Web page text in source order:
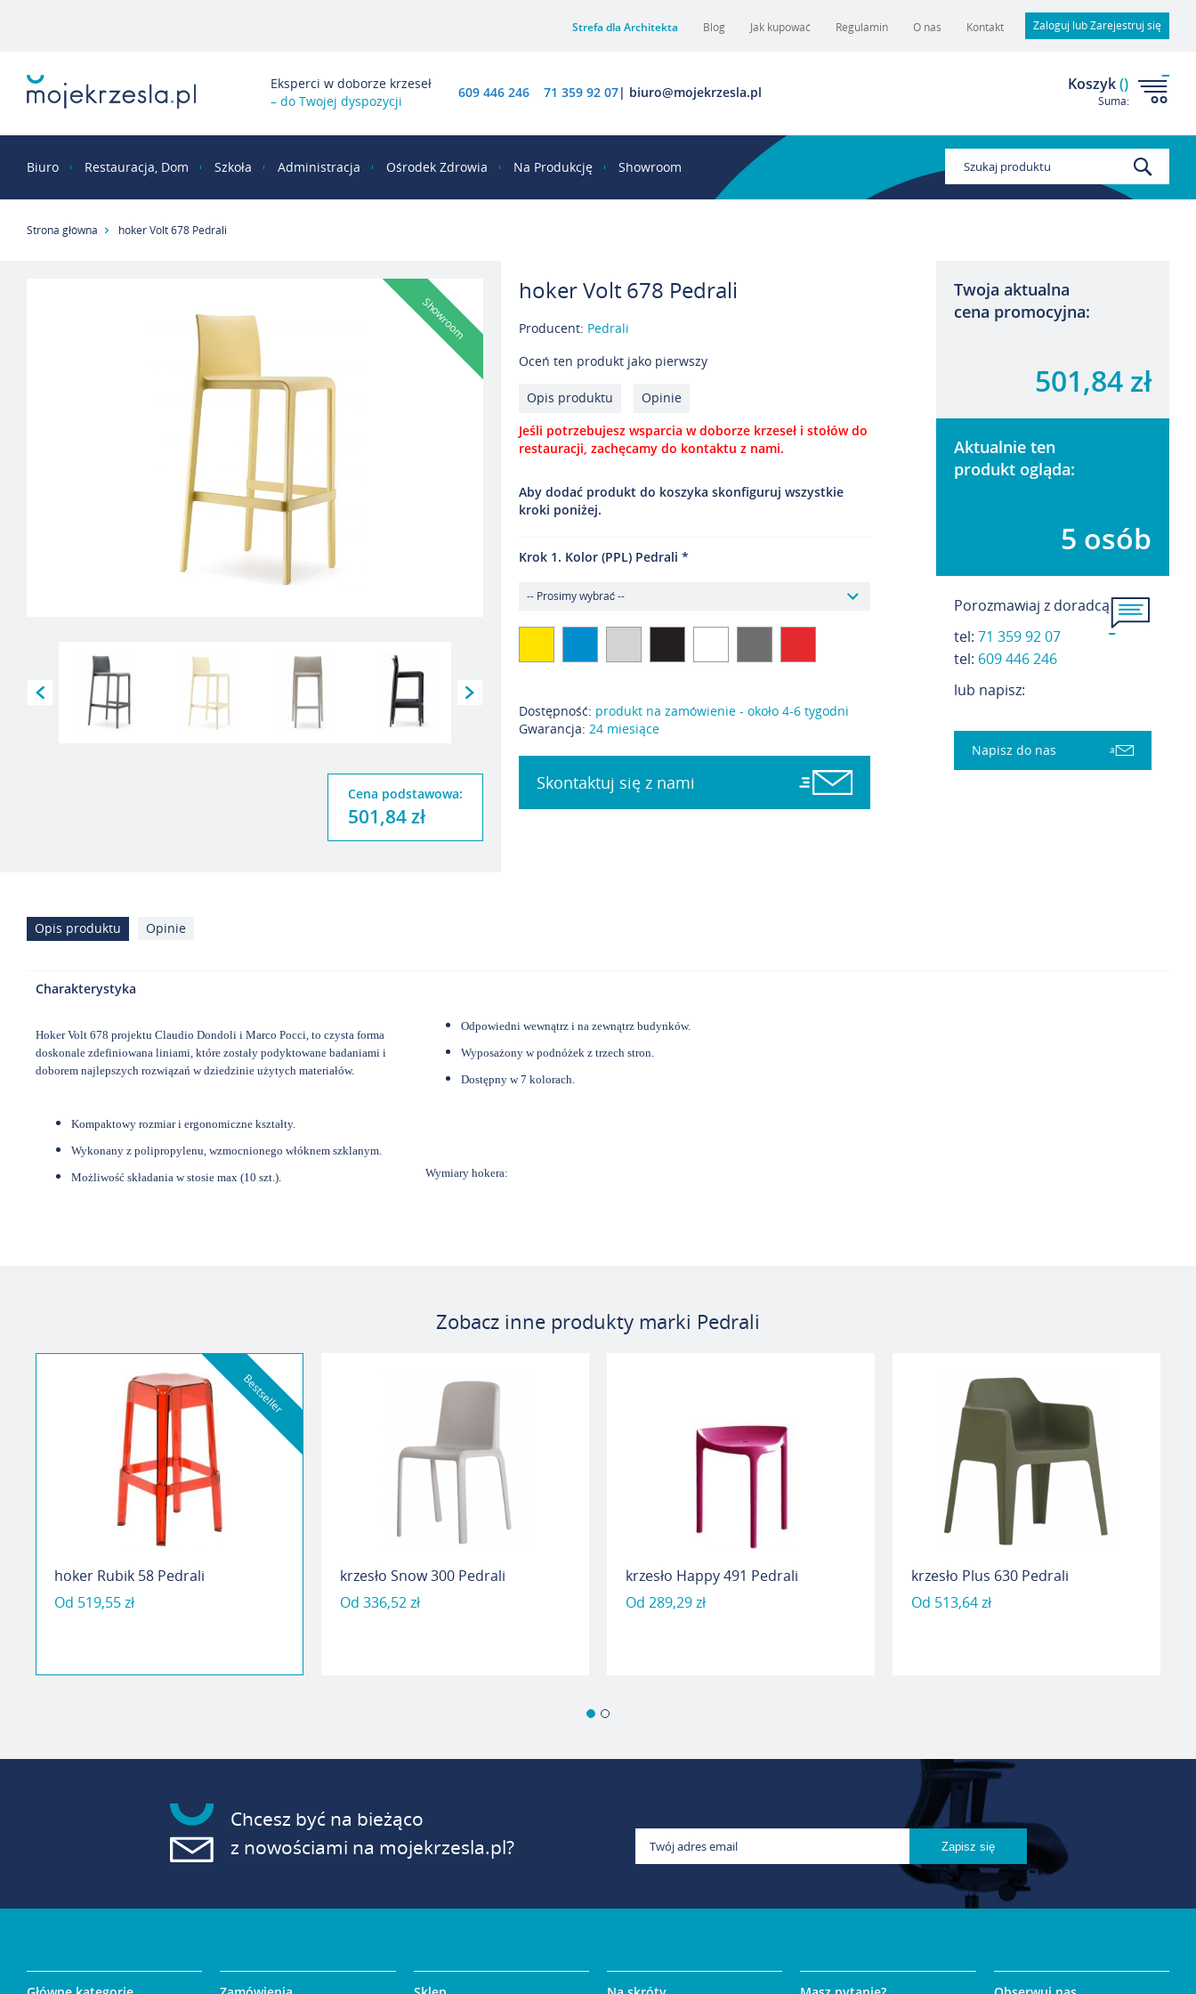
Strefa dla Architekta Blog Jak kupować Regulamin O nas Kontakt Zaloguj lub Zarejestruj się
Eksperci w doborze krzeseł
– do Twojej dyspozycji
609 446 246 71 359 92 07| biuro@mojekrzesla.pl Koszyk()
Suma:
Biuro Restauracja, Dom Szkoła Administracja Ośrodek Zdrowia Na Produkcję Showroom
Strona główna hoker Volt 678 Pedrali
Showroom
Cena podstawowa:
501,84 zł
hoker Volt 678 Pedrali
Producent: Pedrali
Oceń ten produkt jako pierwszy
Opis produktu
Opinie
Jeśli potrzebujesz wsparcia w doborze krzeseł i stołów do
restauracji, zachęcamy do kontaktu z nami.
Aby dodać produkt do koszyka skonfiguruj wszystkie
kroki poniżej.
Krok 1. Kolor (PPL) Pedrali
Dostępność: produkt na zamówienie - około 4-6 tygodni
Gwarancja:24 miesiące
Skontaktuj się z nami
Twoja aktualna
cena promocyjna:
501,84 zł
Aktualnie ten
produkt ogląda:
5 osób
Porozmawiaj z doradcą
tel: 71 359 92 07
tel: 609 446 246
lub napisz:
Napisz do nas
Opis produktu
Charakterystyka
Hoker Volt 678 projektu Claudio Dondoli i Marco Pocci, to czysta forma
doskonale zdefiniowana liniami, które zostały podyktowane badaniami i
doborem najlepszych rozwiązań w dziedzinie użytych materiałów.
Kompaktowy rozmiar i ergonomiczne kształty.
Wykonany z polipropylenu, wzmocnionego włóknem szklanym.
Możliwość składania w stosie max (10 szt.).
Odpowiedni wewnątrz i na zewnątrz budynków.
Wyposażony w podnóżek z trzech stron.
Dostępny w 7 kolorach.
Wymiary hokera:
Opinie
Zobacz inne produkty marki Pedrali
Bestseller
hoker Rubik 58 Pedrali
Od 519,55 zł
krzesło Snow 300 Pedrali
Od 336,52 zł
krzesło Happy 491 Pedrali
Od 289,29 zł
krzesło Plus 630 Pedrali
Od 513,64 zł
Chcesz być na bieżąco
z nowościami na mojekrzesla.pl?